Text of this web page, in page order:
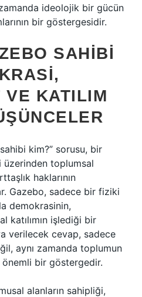
ideolojik bir gücün
bir göstergesidir.
SAHIBI
VE KATILIM
kim?” sorusu, bir
üzerinden toplumsal
haklarının
Gazebo, sadece bir fiziki
demokrasinin,
katılımın işlediği bir
verilecek cevap, sadece
aynı zamanda toplumun
önemli bir göstergedir.
alanların sahipliği,